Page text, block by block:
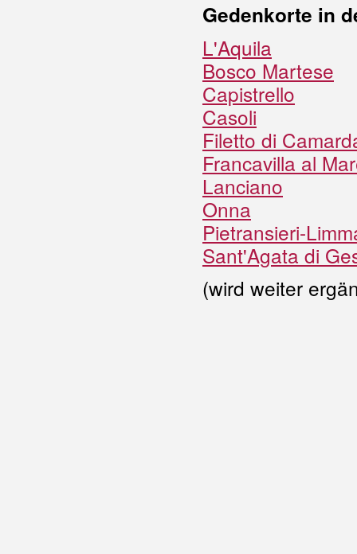
Gedenkorte in
L'Aquila
Bosco Martese
Capistrello
Casoli
Filetto di
Francavilla al
Lanciano
Onna
Pietransieri-
Sant'Agata di
(wird weiter